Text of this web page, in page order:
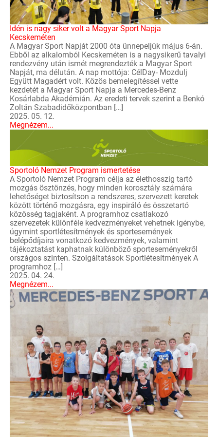
Idén is nagy siker volt a Magyar Sport Napja
Kecskeméten
A Magyar Sport Napját 2000 óta ünnepeljük május 6-án.
Ebből az alkalomból Kecskeméten is a nagysikerű tavalyi
rendezvény után ismét megrendezték a Magyar Sport
Napját, ma délután. A nap mottója: CélDay- Mozdulj
Együtt Magadért volt. Közös bemelegítéssel vette
kezdetét a Magyar Sport Napja a Mercedes-Benz
Kosárlabda Akadémián. Az eredeti tervek szerint a Benkó
Zoltán Szabadidőközpontban […]
2025. 05. 12.
Megnézem...
Sportoló Nemzet Program ismertetése
A Sportoló Nemzet Program célja az élethosszig tartó
mozgás ösztönzés, hogy minden korosztály számára
lehetőséget biztosítson a rendszeres, szervezett keretek
között történő mozgásra, egy inspiráló és összetartó
közösség tagjaként. A programhoz csatlakozó
szervezetek különféle kedvezményeket vehetnek igénybe,
úgymint sportlétesítmények és sportesemények
belépődíjaira vonatkozó kedvezmények, valamint
tájékoztatást kaphatnak különböző sporteseményekről
országos szinten. Szolgáltatások Sportlétesítmények A
programhoz […]
2025. 04. 24.
Megnézem...